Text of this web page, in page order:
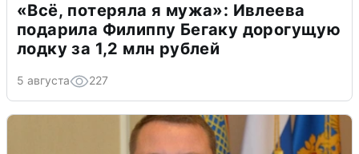
«Всё, потеряла я мужа»: Ивлеева
подарила Филиппу Бегаку дорогущую
лодку за 1,2 млн рублей
5 августа 227